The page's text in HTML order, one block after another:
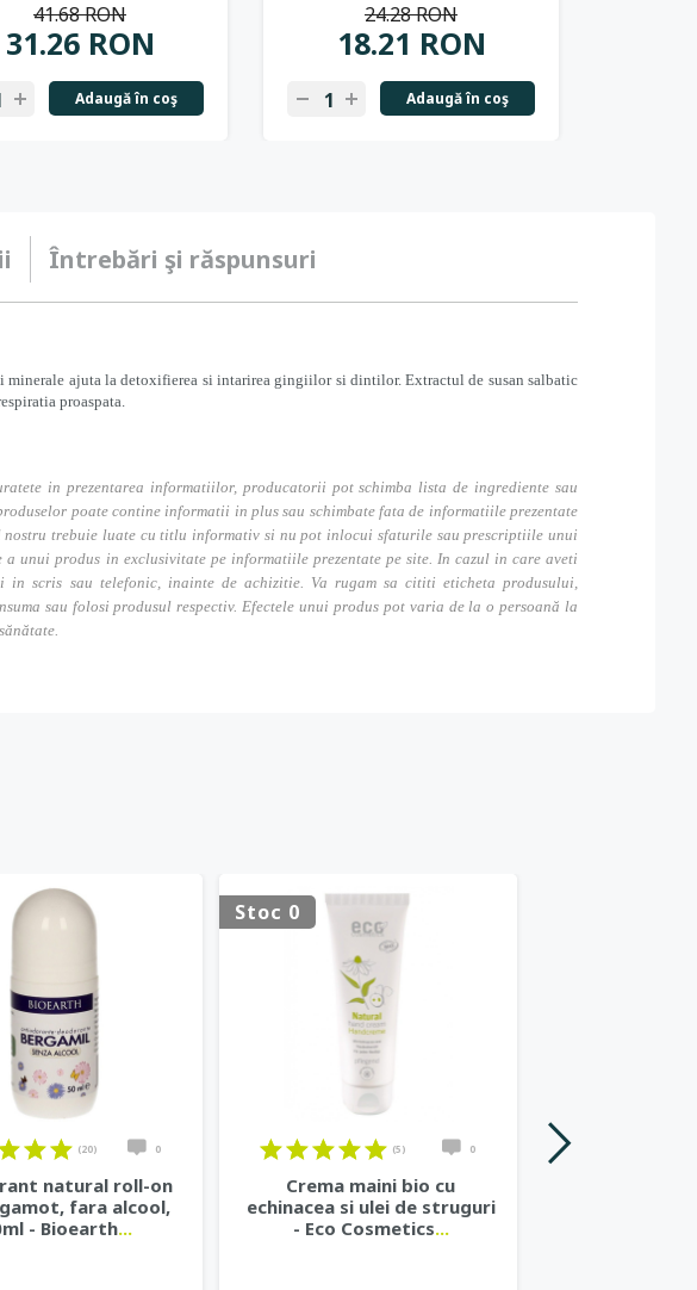
31.26 RON
41.68 RON
Adaugă în coş
18.21 RON
24.28 RON
Adaugă în coş
+ +
-
Întrebări şi răspunsuri
minerale ajuta la detoxifierea si intarirea gingiilor si dintilor.Extractul de susan salbatic
proaspata.
in prezentarea informatiilor, producatorii pot schimba lista de ingrediente sau
poate contine informatii in plus sau schimbate fata de informatiile prezentate
nostru trebuie luate cu titlu informativ si nu pot inlocui sfaturile sau prescriptiile unui
a unui produs in exclusivitate pe informatiile prezentate pe site. In cazul in care aveti
in scris sau telefonic, inainte de achizitie. Va rugam sa cititi eticheta produsului,
sau folosi produsul respectiv. Efectele unui produs pot varia de la o persoană la
(20) 0
natural roll-on
fara alcool,
- Bioearth...
Stoc 0
(5) 0
Crema maini bio cu
echinacea si ulei de struguri
- Eco Cosmetics...